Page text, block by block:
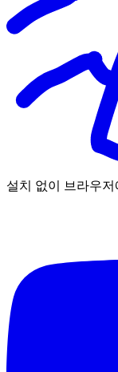
설치 없이 브라우